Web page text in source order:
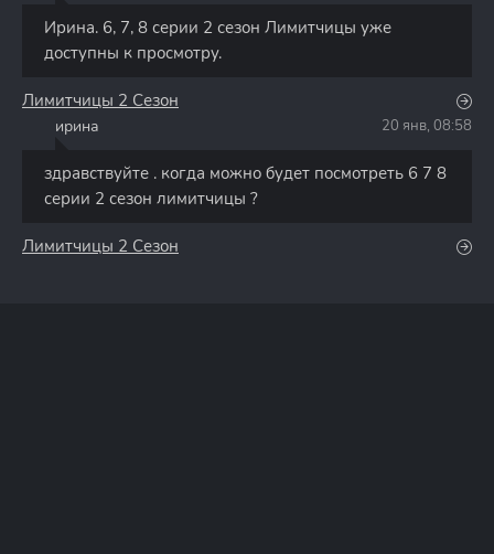
Ирина. 6, 7, 8 серии 2 сезон Лимитчицы уже
доступны к просмотру.
Лимитчицы 2 Сезон
ирина 20 янв, 08:58
здравствуйте . когда можно будет посмотреть 6 7 8
серии 2 сезон лимитчицы ?
Лимитчицы 2 Сезон